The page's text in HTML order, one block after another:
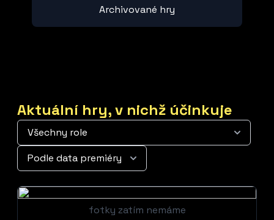
Archivované hry
Aktuální hry, v nichž účinkuje
fotky zatím nemáme